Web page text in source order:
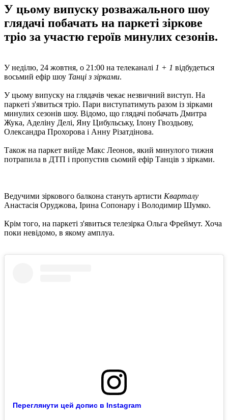
У цьому випуску розважального шоу
глядачі побачать на паркеті зіркове
тріо за участю героїв минулих сезонів.
У неділю, 24 жовтня, о 21:00 на телеканалі 1 + 1 відбудеться
восьмий ефір шоу Танці з зірками.
У цьому випуску на глядачів чекає незвичний виступ. На
паркеті з'явиться тріо. Пари виступатимуть разом із зірками
минулих сезонів шоу. Відомо, що глядачі побачать Дмитра
Жука, Аделіну Делі, Яну Цибульську, Ілону Гвоздьову,
Олександра Прохорова і Анну Різатдінова.
Також на паркет вийде Макс Леонов, який минулого тижня
потрапила в ДТП і пропустив сьомий ефір Танців з зірками.
Ведучими зіркового балкона стануть артисти Кварталу
Анастасія Оруджова, Ірина Сопонару і Володимир Шумко.
Крім того, на паркеті з'явиться телезірка Ольга Фреймут. Хоча
поки невідомо, в якому амплуа.
Переглянути цей допис в Instagram